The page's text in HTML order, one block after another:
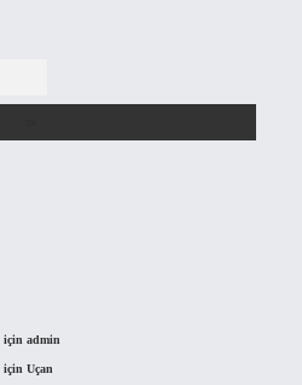
için admin
için Uçan